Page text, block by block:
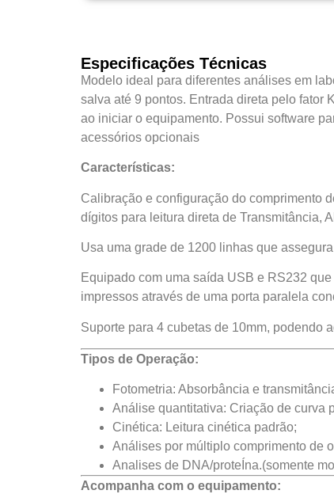
Especificações Técnicas
Modelo ideal para diferentes análises em
salva até 9 pontos. Entrada direta pelo fator
ao iniciar o equipamento. Possui software
acessórios opcionais
Características:
Calibração e configuração do comprimento
dígitos para leitura direta de Transmitância,
Usa uma grade de 1200 linhas que
Equipado com uma saída USB e RS232
impressos através de uma porta paralela
Suporte para 4 cubetas de 10mm, podendo
Tipos de Operação:
Fotometria: Absorbância e
Análise quantitativa: Criação de curva
Cinética: Leitura cinética padrão;
Análises por múltiplo comprimento de
Analises de DNA/proteÍna.(somente
Acompanha com o equipamento: